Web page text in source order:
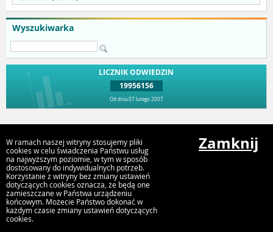
Wyszukiwarka
LICZNIK ODWIEDZIN
19956156
Od dnia 07 lutego 2007
Urząd Miejski Strumień
ul. Rynek 4, 43-246 Strumień
W ramach naszej witryny stosujemy pliki
cookies w celu świadczenia Państwu usług
na najwyższym poziomie, w tym w sposób
dostosowany do indywidualnych potrzeb.
Korzystanie z witryny bez zmiany ustawień
dotyczących cookies oznacza, że będą one
zamieszczane w Państwa urządzeniu
końcowym. Możecie Państwo dokonać w
każdym czasie zmiany ustawień dotyczących
cookies.
Zamknij